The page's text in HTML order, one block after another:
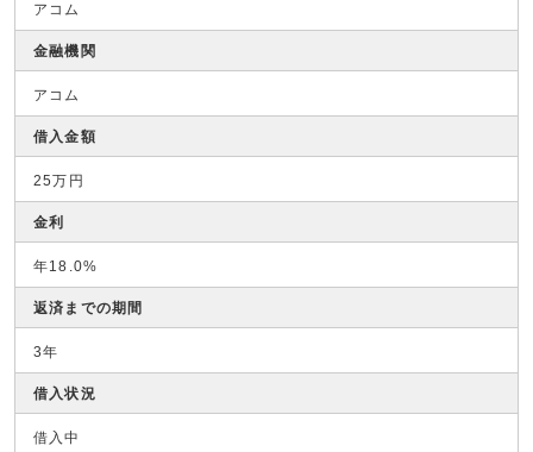
アコム
金融機関
アコム
借入金額
25万円
金利
年18.0%
返済までの期間
3年
借入状況
借入中